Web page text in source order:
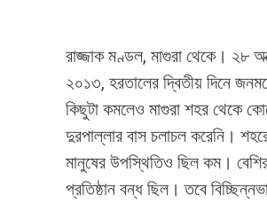
রাজ্জাক মণ্ডল, মাগুরা থেকে। ২৮
২০১৩, হরতালের দ্বিতীয় দিনে
কিছুটা কমলেও মাগুরা শহর থেকে
দুরপাল্লার বাস চলাচল করেনি।
মানুষের উপস্থিতিও ছিল কম।
প্রতিষ্ঠান বন্ধ ছিল। তবে